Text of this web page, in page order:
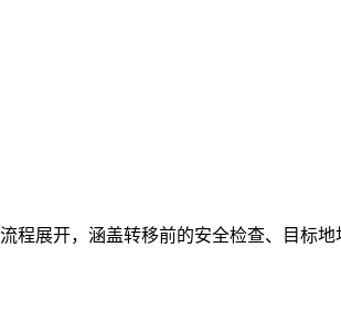
程展开，涵盖转移前的安全检查、目标地